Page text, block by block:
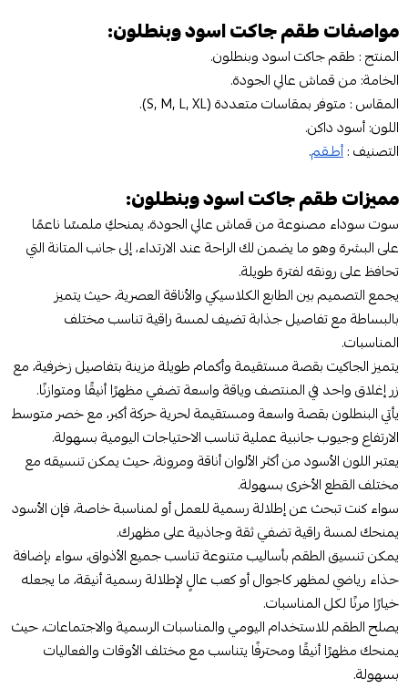
مواصفات طقم جاكت اسود وبنطلون:
المنتج : طقم جاكت اسود وبنطلون.
الخامة: من قماش عالي الجودة.
المقاس : متوفر بمقاسات متعددة (S, M, L, XL).
اللون: أسود داكن.
التصنيف :أطـقم.
مميزات طقم جاكت اسود وبنطلون:
سوت سوداء مصنوعة من قماش عالي الجودة، يمنحكِ ملمسًا ناعمًا
على البشرة وهو ما يضمن لك الراحة عند الارتداء، إلى جانب المتانة التي
تحافظ على رونقه لفترة طويلة.
يجمع التصميم بين الطابع الكلاسيكي والأناقة العصرية، حيث يتميز
بالبساطة مع تفاصيل جذابة تضيف لمسة راقية تناسب مختلف
المناسبات.
يتميز الجاكيت بقصة مستقيمة وأكمام طويلة مزينة بتفاصيل زخرفية، مع
زر إغلاق واحد في المنتصف وياقة واسعة تضفي مظهرًا أنيقًا ومتوازنًا.
يأتي البنطلون بقصة واسعة ومستقيمة لحرية حركة أكبر، مع خصر متوسط
الارتفاع وجيوب جانبية عملية تناسب الاحتياجات اليومية بسهولة.
يعتبر اللون الأسود من أكثر الألوان أناقة ومرونة، حيث يمكن تنسيقه مع
مختلف القطع الأخرى بسهولة.
سواء كنت تبحث عن إطلالة رسمية للعمل أو لمناسبة خاصة، فإن الأسود
يمنحك لمسة راقية تضفي ثقة وجاذبية على مظهرك.
يمكن تنسيق الطقم بأساليب متنوعة تناسب جميع الأذواق، سواء بإضافة
حذاء رياضي لمظهر كاجوال أو كعب عالٍ لإطلالة رسمية أنيقة، ما يجعله
خيارًا مرنًا لكل المناسبات.
يصلح الطقم للاستخدام اليومي والمناسبات الرسمية والاجتماعات، حيث
يمنحك مظهرًا أنيقًا ومحترفًا يتناسب مع مختلف الأوقات والفعاليات
بسهولة.